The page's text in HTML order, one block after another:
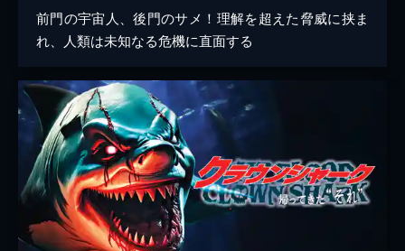
前門の宇宙人、後門のサメ！理解を超えた脅威に挟ま
れ、人類は未知なる危機に直面する